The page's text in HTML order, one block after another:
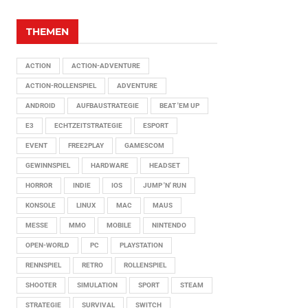
THEMEN
ACTION ACTION-ADVENTURE
ACTION-ROLLENSPIEL ADVENTURE
ANDROID AUFBAUSTRATEGIE BEAT 'EM UP
E3 ECHTZEITSTRATEGIE ESPORT
EVENT FREE2PLAY GAMESCOM
GEWINNSPIEL HARDWARE HEADSET
HORROR INDIE IOS JUMP 'N' RUN
KONSOLE LINUX MAC MAUS
MESSE MMO MOBILE NINTENDO
OPEN-WORLD PC PLAYSTATION
RENNSPIEL RETRO ROLLENSPIEL
SHOOTER SIMULATION SPORT STEAM
STRATEGIE SURVIVAL SWITCH